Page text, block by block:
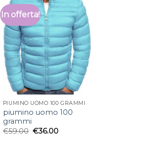
In offerta!
PIUMINO UOMO 100 GRAMMI
piumino uomo 100
grammi
€59.00 €36.00